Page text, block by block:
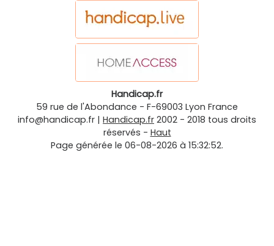
Handicap.fr
59 rue de l'Abondance - F-69003 Lyon France
info@handicap.fr | Handicap.fr 2002 - 2018 tous droits
réservés - Haut
Page générée le 06-08-2026 à 15:32:52.